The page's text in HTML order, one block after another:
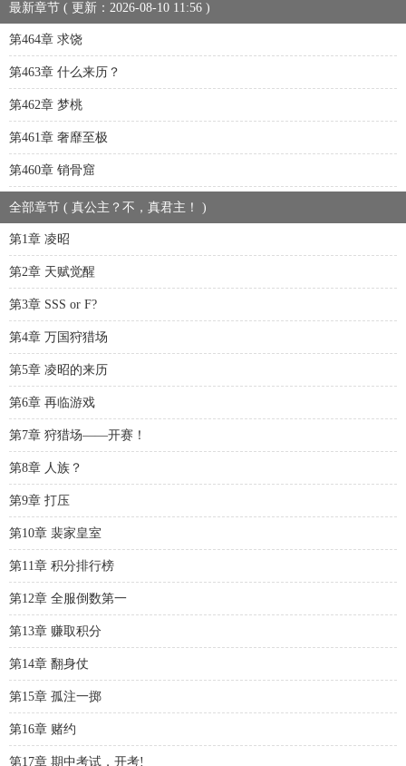
最新章节 ( 更新：2026-08-10 11:56 )
第464章 求饶
第463章 什么来历？
第462章 梦桃
第461章 奢靡至极
第460章 销骨窟
全部章节 ( 真公主？不，真君主！ )
第1章 凌昭
第2章 天赋觉醒
第3章 SSS or F?
第4章 万国狩猎场
第5章 凌昭的来历
第6章 再临游戏
第7章 狩猎场——开赛！
第8章 人族？
第9章 打压
第10章 裴家皇室
第11章 积分排行榜
第12章 全服倒数第一
第13章 赚取积分
第14章 翻身仗
第15章 孤注一掷
第16章 赌约
第17章 期中考试，开考!